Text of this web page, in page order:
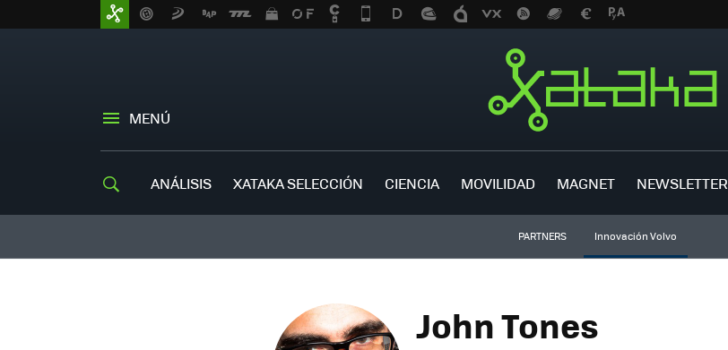
MENÚ
ANÁLISIS XATAKA SELECCIÓN CIENCIA MOVILIDAD MAGNET NEWSLETTER
PARTNERS Innovación Volvo
John Tones